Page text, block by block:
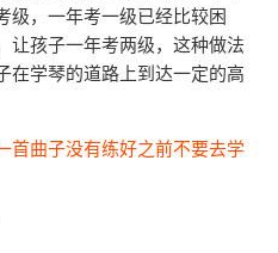
级，一年考一级已经比较困
让孩子一年考两级，这种做法
在学琴的道路上到达一定的高
首曲子没有练好之前不要去学